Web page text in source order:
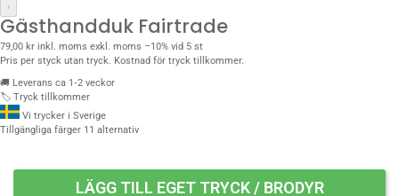
›
Gästhandduk Fairtrade
79,00 kr inkl. moms exkl. moms –10% vid 5 st
Pris per styck utan tryck. Kostnad för tryck tillkommer.
🚚 Leverans ca 1‑2 veckor
🏷️ Tryck tillkommer
Vi trycker i Sverige
Tillgängliga färger 11 alternativ
LÄGG TILL EGET TRYCK / BRODYR